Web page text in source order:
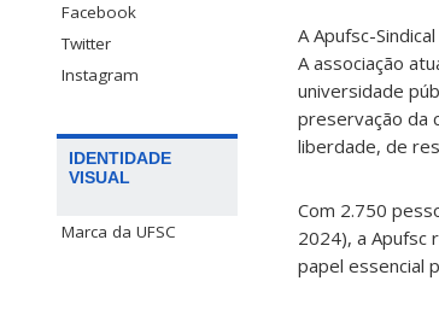
Facebook
Twitter
Instagram
IDENTIDADE
VISUAL
Marca da UFSC
A Apufsc-
A associação
universidade
preservação da
liberdade, de
Com 2.750
2024), a Apufsc
papel essencial